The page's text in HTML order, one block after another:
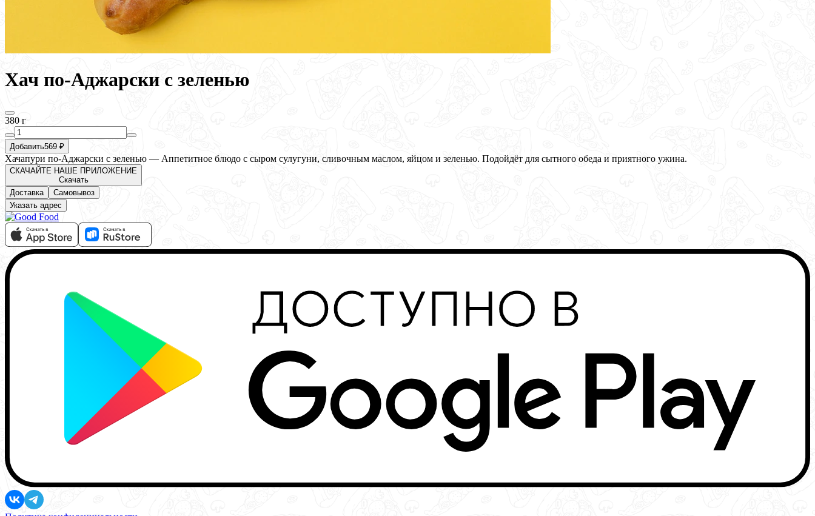
Хач по-Аджарски с зеленью
380 г
Добавить569 ₽
Хачапури по-Аджарски с зеленью — Аппетитное блюдо с сыром сулугуни, сливочным маслом, яйцом и зеленью. Подойдёт для сытного обеда и приятного ужина.
СКАЧАЙТЕ НАШЕ ПРИЛОЖЕНИЕ
Скачать
Доставка
Самовывоз
Указать адрес